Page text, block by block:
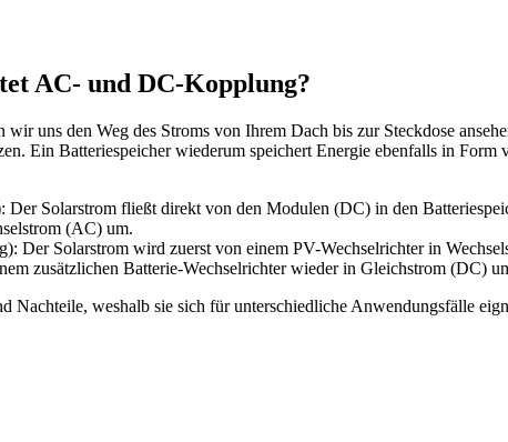
AC- und DC-Kopplung?
wir uns den Weg des Stroms von Ihrem Dach bis zur Steckdose
Ein Batteriespeicher wiederum speichert Energie ebenfalls in
Solarstrom fließt direkt von den Modulen (DC) in den
(AC) um.
Der Solarstrom wird zuerst von einem PV-Wechselrichter in
zusätzlichen Batterie-Wechselrichter wieder in Gleichstrom (DC)
Nachteile, weshalb sie sich für unterschiedliche Anwendungsfälle